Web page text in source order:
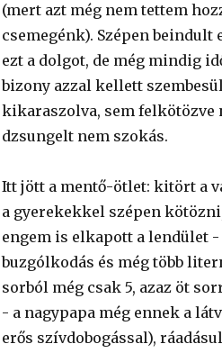
(mert azt még nem tettem
csemegénk). Szépen
ezt a dolgot, de még mindig
bizony azzal kellett
kikaraszolva, sem felkötözve
dzsungelt nem szokás.
Itt jött a mentő-ötlet: kitört a
a gyerekekkel szépen
engem is elkapott a lendület
buzgólkodás és még több
sorból még csak 5, azaz öt
- a nagypapa még ennek a
erős szívdobogással),